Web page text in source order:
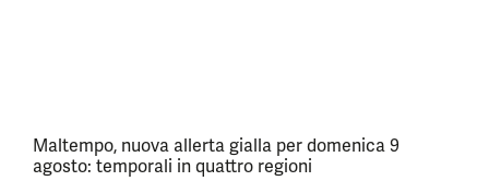
Maltempo, nuova allerta gialla per domenica 9
agosto: temporali in quattro regioni